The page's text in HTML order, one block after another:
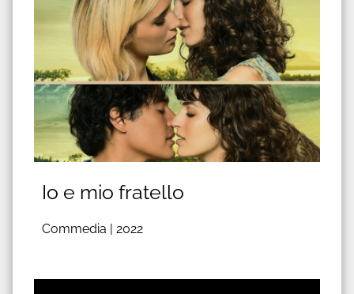
Io e mio fratello
Commedia | 2022